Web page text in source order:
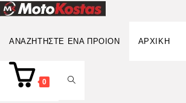
ΑΝΑΖΗΤΉΣΤΕ ΈΝΑ ΠΡΟΊΟΝ
Search
for: ΑΡΧΙΚΉ
0 TOGGLE